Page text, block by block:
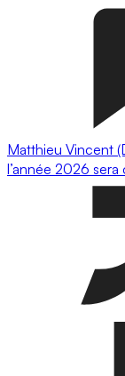
Matthieu Vincent
l’année 2026 sera